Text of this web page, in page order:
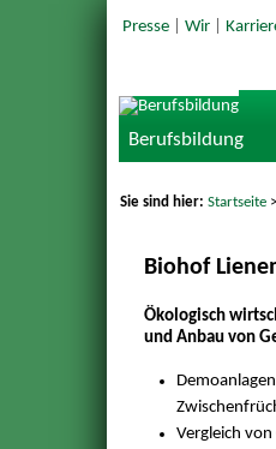
Presse| Wir|
Berufsbildung
Sie sind hier:Startseite
Biohof
Ökologisch
und Anbau von
Vergleich